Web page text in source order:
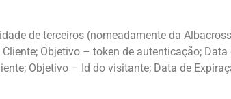
de terceiros (nomeadamente da
Objetivo – token de autenticação;
Objetivo – Id do visitante; Data de